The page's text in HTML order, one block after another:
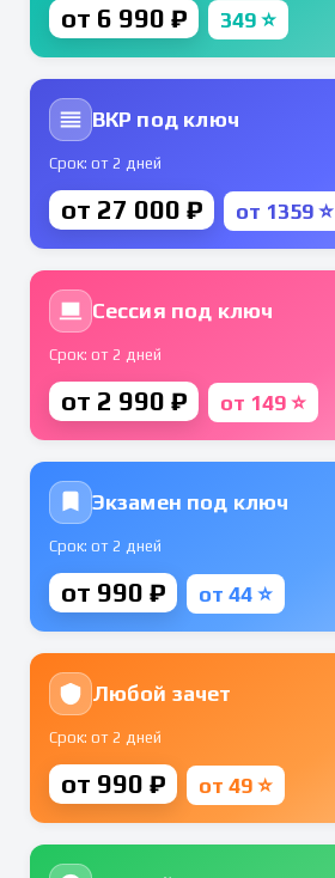
от 6 990 ₽ 349 ⭐
ВКР под ключ
Срок: от 2 дней
от 27 000 ₽ от 1359 ⭐
Сессия под ключ
Срок: от 2 дней
от 2 990 ₽ от 149 ⭐
Экзамен под ключ
Срок: от 2 дней
от 990 ₽ от 44 ⭐
Любой зачет
Срок: от 2 дней
от 990 ₽ от 49 ⭐